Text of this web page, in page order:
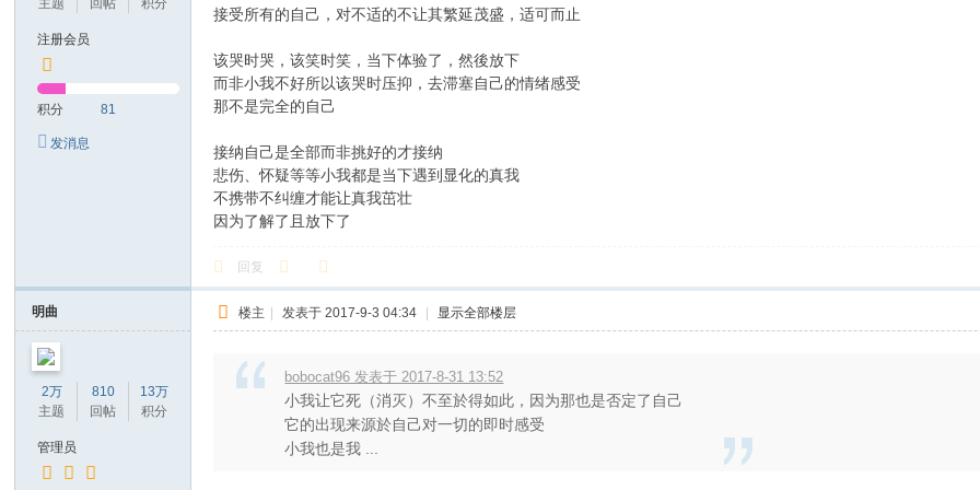
主题 回帖 积分
注册会员
积分 81
发消息
接受所有的自己，对不适的不让其繁延茂盛，适可而止
该哭时哭，该笑时笑，当下体验了，然後放下
而非小我不好所以该哭时压抑，去滞塞自己的情绪感受
那不是完全的自己
接纳自己是全部而非挑好的才接纳
悲伤、怀疑等等小我都是当下遇到显化的真我
不携带不纠缠才能让真我茁壮
因为了解了且放下了
回复
明曲
2万
主题
810
回帖
13万
积分
管理员
楼主 | 发表于 2017-9-3 04:34 | 显示全部楼层
bobocat96 发表于 2017-8-31 13:52
小我让它死（消灭）不至於得如此，因为那也是否定了自己
它的出现来源於自己对一切的即时感受
小我也是我 ...